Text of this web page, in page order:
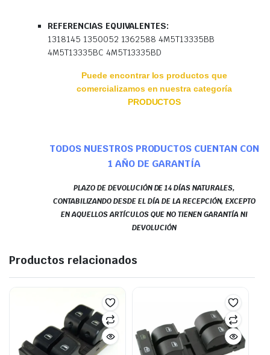
REFERENCIAS EQUIVALENTES:
1318145 1350052 1362588 4M5T13335BB
4M5T13335BC 4M5T13335BD
Puede encontrar los productos que
comercializamos en nuestra categoría
PRODUCTOS
TODOS NUESTROS PRODUCTOS CUENTAN CON
1 AÑO DE GARANTÍA
PLAZO DE DEVOLUCIÓN DE 14 DÍAS NATURALES,
CONTABILIZANDO DESDE EL DÍA DE LA RECEPCIÓN, EXCEPTO
EN AQUELLOS ARTÍCULOS QUE NO TIENEN GARANTÍA NI
DEVOLUCIÓN
Productos relacionados